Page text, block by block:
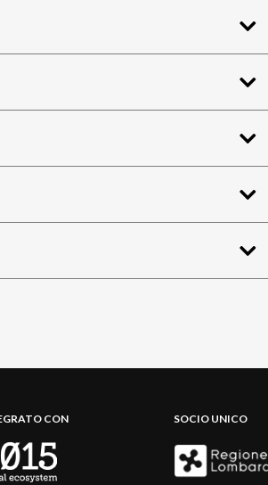
CON SOCIO UNICO